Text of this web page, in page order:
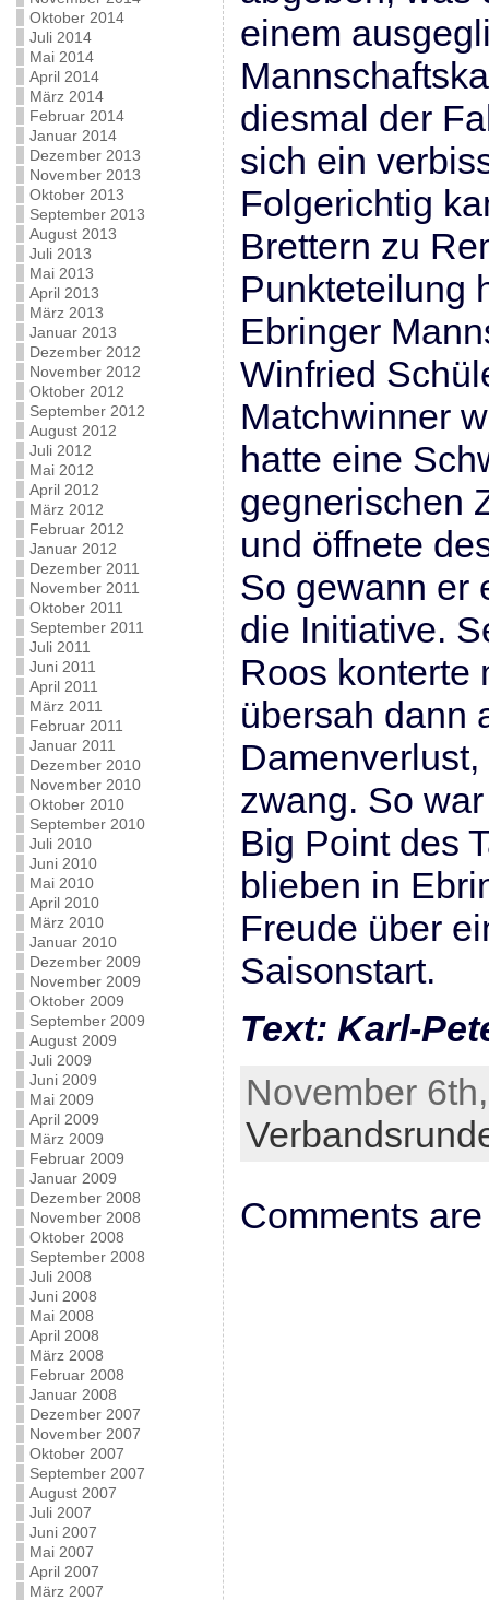
Oktober 2014
Juli 2014
Mai 2014
April 2014
März 2014
Februar 2014
Januar 2014
Dezember 2013
November 2013
Oktober 2013
September 2013
August 2013
Juli 2013
Mai 2013
April 2013
März 2013
Januar 2013
Dezember 2012
November 2012
Oktober 2012
September 2012
August 2012
Juli 2012
Mai 2012
April 2012
März 2012
Februar 2012
Januar 2012
Dezember 2011
November 2011
Oktober 2011
September 2011
Juli 2011
Juni 2011
April 2011
März 2011
Februar 2011
Januar 2011
Dezember 2010
November 2010
Oktober 2010
September 2010
Juli 2010
Juni 2010
Mai 2010
April 2010
März 2010
Januar 2010
Dezember 2009
November 2009
Oktober 2009
September 2009
August 2009
Juli 2009
Juni 2009
Mai 2009
April 2009
März 2009
Februar 2009
Januar 2009
Dezember 2008
November 2008
Oktober 2008
September 2008
Juli 2008
Juni 2008
Mai 2008
April 2008
März 2008
Februar 2008
Januar 2008
Dezember 2007
November 2007
Oktober 2007
September 2007
August 2007
Juli 2007
Juni 2007
Mai 2007
April 2007
März 2007
einem
diesmal der
sich ein
Folgerichtig
Brettern zu
Punkteteilung
Ebringer
Winfried
Matchwinner
hatte eine
gegnerischen
und öffnete
So gewann er
die Initiative.
Roos konterte
übersah dann
zwang. So
Big Point des
blieben in
Freude über
Saisonstart.
Text: Karl-
November
Comments